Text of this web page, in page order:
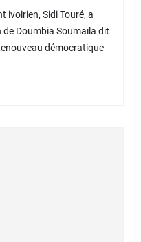
ivoirien, Sidi Touré, a
Doumbia Soumaïla dit
démocratique